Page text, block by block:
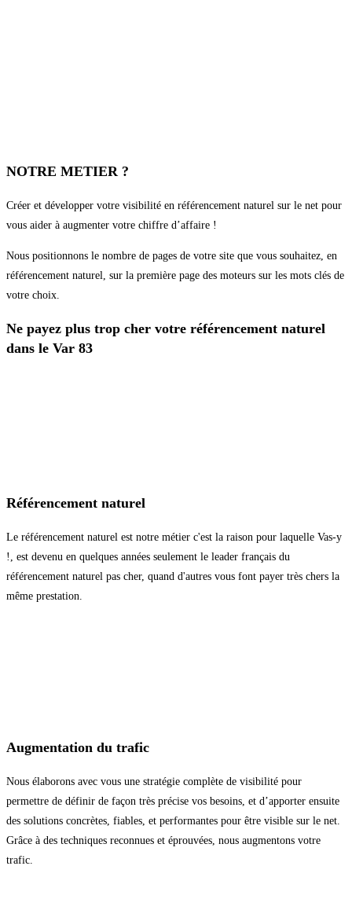
NOTRE METIER ?
Créer et développer votre visibilité en référencement naturel sur le net pour
vous aider à augmenter votre chiffre d’affaire !
Nous positionnons le nombre de pages de votre site que vous souhaitez, en
référencement naturel, sur la première page des moteurs sur les mots clés de
votre choix.
Ne payez plus trop cher votre référencement naturel
dans le Var 83
Référencement naturel
Le référencement naturel est notre métier c'est la raison pour laquelle Vas-y
!, est devenu en quelques années seulement le leader français du
référencement naturel pas cher, quand d'autres vous font payer très chers la
même prestation.
Augmentation du trafic
Nous élaborons avec vous une stratégie complète de visibilité pour
permettre de définir de façon très précise vos besoins, et d’apporter ensuite
des solutions concrètes, fiables, et performantes pour être visible sur le net.
Grâce à des techniques reconnues et éprouvées, nous augmentons votre
trafic.